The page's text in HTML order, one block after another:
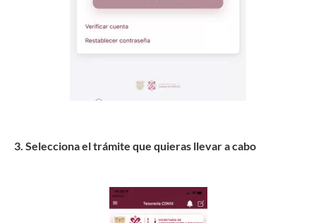
3. Selecciona el trámite que quieras llevar a cabo